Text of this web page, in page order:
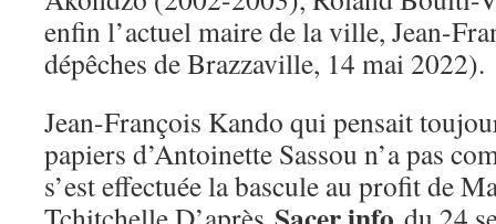
enfin l’actuel maire de la ville, Jean-
dépêches de Brazzaville, 14 mai 2022).
Jean-François Kando qui pensait
papiers d’Antoinette Sassou n’a pas
s’est effectuée la bascule au profit de